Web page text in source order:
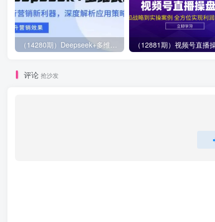
（14280期）Deepseek+多维表格，银行营销新利器，深度解析应用策略，提升营销效果
评论 抢沙发